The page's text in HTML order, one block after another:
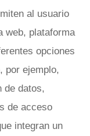
al usuario
web, plataforma
opciones
por ejemplo,
de datos,
de acceso
integran un